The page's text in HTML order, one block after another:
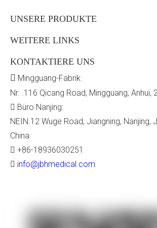
Elektrisch faltbare Rollstühle
täglichen Gebrauch
Haben Sie Probleme mit schweren
Entdecken Sie, wie Sie einen faltbaren,
unterstützten Stuhl auswählen, der
UNSERE PRODUKTE
WEITERE LINKS
KONTAKTIERE UNS
 Mingguang-Fabrik:
Nr. .116 Qicang Road, Mingguang, Anhui,
 Büro Nanjing:
NEIN.12 Wuge Road, Jiangning, Nanjing,
China
 +86-18936030251
 info@jbhmedical.com